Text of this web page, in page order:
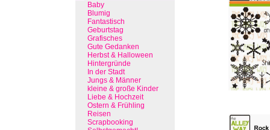
Baby
Blumig
Fantastisch
Geburtstag
Grafisches
Gute Gedanken
Herbst & Halloween
Hintergründe
In der Stadt
Jungs & Männer
kleine & große Kinder
Liebe & Hochzeit
Ostern & Frühling
Reisen
Scrapbooking